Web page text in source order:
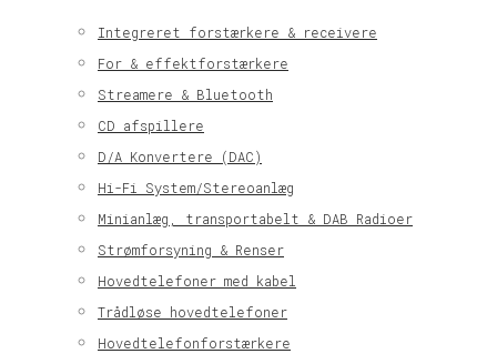
Integreret forstærkere & receivere
For & effektforstærkere
Streamere & Bluetooth
CD afspillere
D/A Konvertere (DAC)
Hi-Fi System/Stereoanlæg
Minianlæg, transportabelt & DAB Radioer
Strømforsyning & Renser
Hovedtelefoner med kabel
Trådløse hovedtelefoner
Hovedtelefonforstærkere